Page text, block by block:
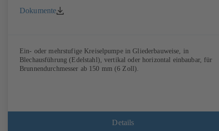
Dokumente
Ein- oder mehrstufige Kreiselpumpe in Gliederbauweise, in
Blechausführung (Edelstahl), vertikal oder horizontal einbaubar, für
Brunnendurchmesser ab 150 mm (6 Zoll).
Details